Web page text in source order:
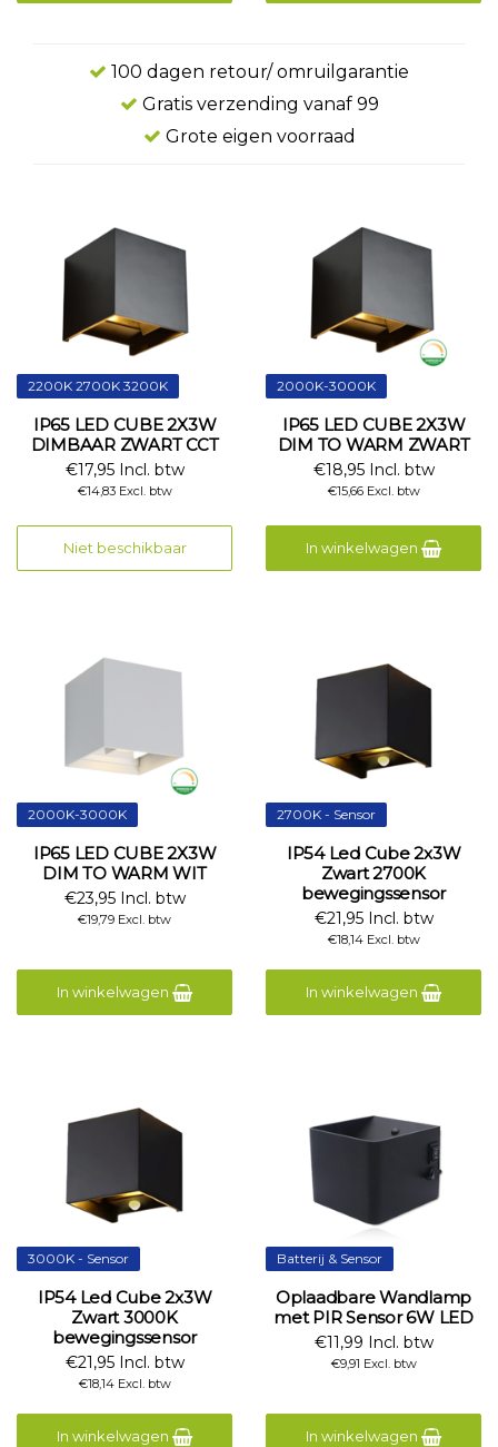
100 dagen retour/ omruilgarantie
Gratis verzending vanaf 99
Grote eigen voorraad
2200K 2700K 3200K
IP65 LED CUBE 2X3W
DIMBAAR ZWART CCT
€17,95 Incl. btw
€14,83 Excl. btw
Niet beschikbaar
2000K-3000K
IP65 LED CUBE 2X3W
DIM TO WARM ZWART
€18,95 Incl. btw
€15,66 Excl. btw
In winkelwagen
2000K-3000K
IP65 LED CUBE 2X3W
DIM TO WARM WIT
€23,95 Incl. btw
€19,79 Excl. btw
In winkelwagen
2700K - Sensor
IP54 Led Cube 2x3W
Zwart 2700K
bewegingssensor
€21,95 Incl. btw
€18,14 Excl. btw
In winkelwagen
3000K - Sensor
IP54 Led Cube 2x3W
Zwart 3000K
bewegingssensor
€21,95 Incl. btw
€18,14 Excl. btw
In winkelwagen
Batterij & Sensor
Oplaadbare Wandlamp
met PIR Sensor 6W LED
€11,99 Incl. btw
€9,91 Excl. btw
In winkelwagen